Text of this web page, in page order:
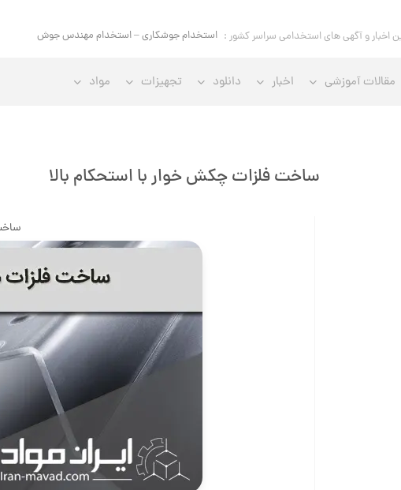
اخبار و آگهی های استخدامی سراسر کشور : استخدام جوشکاری – استخدام مهندس جوش
مقالات آموزشی اخبار دانلود تجهیزات مواد
ساخت فلزات چکش خوار با استحکام بالا